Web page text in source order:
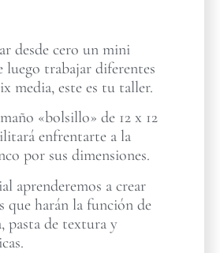
desde cero un mini
luego trabajar diferentes
media, este es tu taller.
«bolsillo» de 12 x 12
enfrentarte a la
por sus dimensiones.
aprenderemos a crear
que harán la función de
pasta de textura y